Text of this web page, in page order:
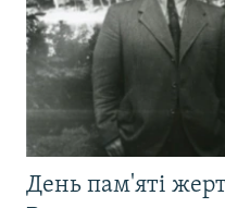
День пам'яті